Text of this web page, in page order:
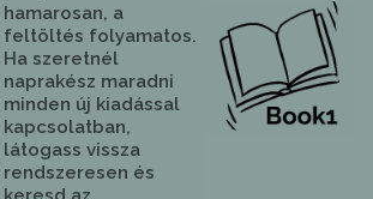
hamarosan, a
feltöltés folyamatos.
Ha szeretnél
naprakész maradni
minden új kiadással
kapcsolatban,
látogass vissza
rendszeresen és